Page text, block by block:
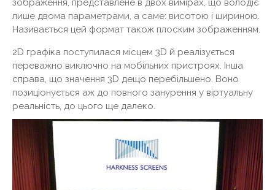
лише двома параметрами, а саме: висотою і шириною.
Називається цей формат також плоским зображенням.
2D графіка поступилася місцем 3D й реалізується
переважно виключно на мобільних пристроях. Інша
справа, що значення 3D дещо перебільшено. Воно
позиціонується аж до повного занурення у віртуальну
реальність, до цього ще далеко.